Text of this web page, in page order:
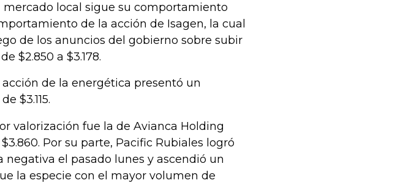
local sigue su comportamiento
de la acción de Isagen, la cual
de los anuncios del gobierno sobre subir
$2.850 a $3.178.
de la energética presentó un
$3.115.
valorización fue la de Avianca Holding
Por su parte, Pacific Rubiales logró
negativa el pasado lunes y ascendió un
la especie con el mayor volumen de